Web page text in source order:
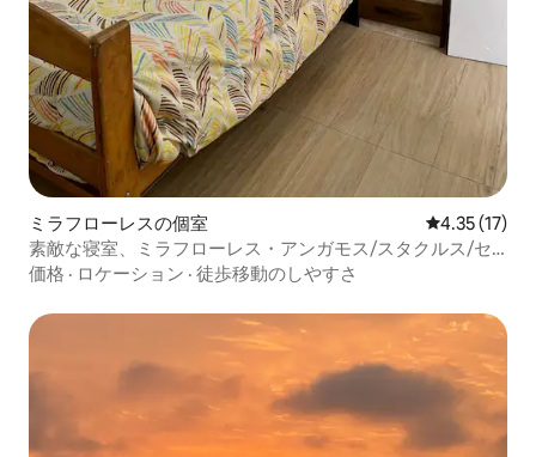
ミラフローレスの個室 レビュー17
4.35 (17)
素敵な寝室、ミラフローレス・アンガモス/スタクルス/セ
スピナール
価格 · ロケーション · 徒歩移動のしやすさ